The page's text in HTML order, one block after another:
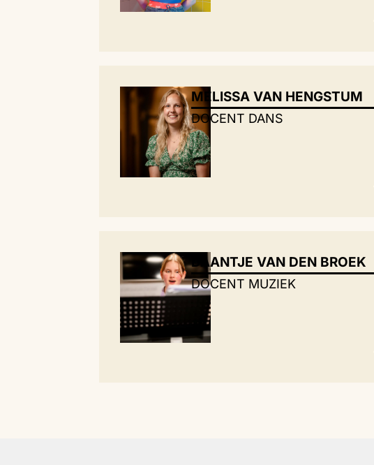
MELISSA VAN HENGSTUM
DOCENT DANS
DAANTJE VAN DEN BROEK
DOCENT MUZIEK